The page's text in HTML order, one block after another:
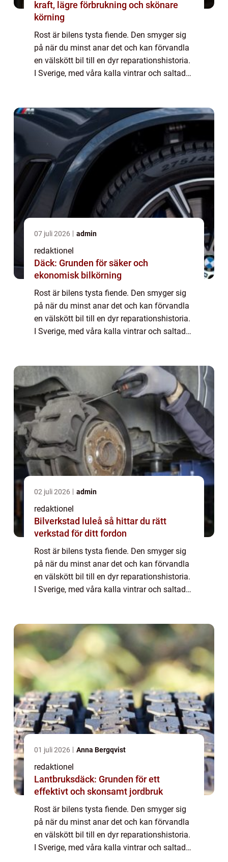
kraft, lägre förbrukning och skönare
körning
Rost är bilens tysta fiende. Den smyger sig
på när du minst anar det och kan förvandla
en välskött bil till en dyr reparationshistoria.
I Sverige, med våra kalla vintrar och saltade
07 juli 2026 admin
redaktionel
Däck: Grunden för säker och
ekonomisk bilkörning
Rost är bilens tysta fiende. Den smyger sig
på när du minst anar det och kan förvandla
en välskött bil till en dyr reparationshistoria.
I Sverige, med våra kalla vintrar och saltade
02 juli 2026 admin
redaktionel
Bilverkstad luleå så hittar du rätt
verkstad för ditt fordon
Rost är bilens tysta fiende. Den smyger sig
på när du minst anar det och kan förvandla
en välskött bil till en dyr reparationshistoria.
I Sverige, med våra kalla vintrar och saltade
01 juli 2026 Anna Bergqvist
redaktionel
Lantbruksdäck: Grunden för ett
effektivt och skonsamt jordbruk
Rost är bilens tysta fiende. Den smyger sig
på när du minst anar det och kan förvandla
en välskött bil till en dyr reparationshistoria.
I Sverige, med våra kalla vintrar och saltade